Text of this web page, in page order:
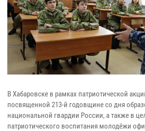
В Хабаровске в рамках патриотической
посвященной 213-й годовщине со дня
национальной гвардии России, а также в
патриотического воспитания молодёжи